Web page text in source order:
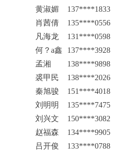
黄淑媚
137****1833
肖茜倩
135****0556
凡海龙
131****0598
何？a鑫
137****3928
孟湘
138****9898
裘甲民
138****2026
秦旭骏
151****4018
刘明明
135****7475
刘兴文
150****3082
赵福森
134****9905
吕开俊
133****0788